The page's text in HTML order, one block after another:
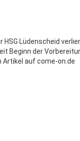
Lüdenscheid
Beginn der
Artikel auf come-on.de